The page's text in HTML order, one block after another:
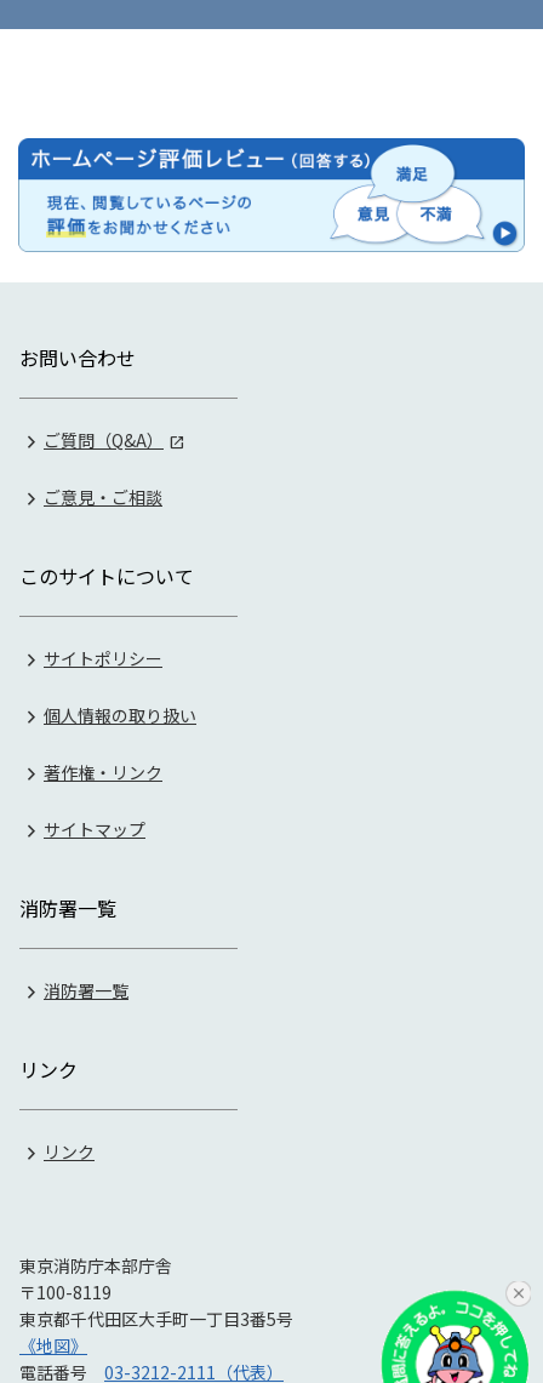
お問い合わせ
ご質問（Q&A）
ご意見・ご相談
このサイトについて
サイトポリシー
個人情報の取り扱い
著作権・リンク
サイトマップ
消防署一覧
消防署一覧
リンク
リンク
東京消防庁本部庁舎
〒100-8119
東京都千代田区大手町一丁目3番5号
《地図》
電話番号 03-3212-2111（代表）